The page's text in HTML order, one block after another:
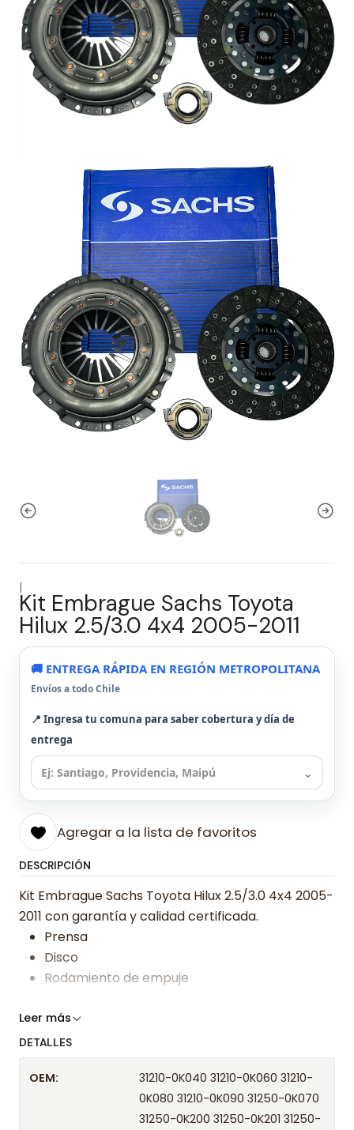
|
Kit Embrague Sachs Toyota
Hilux 2.5/3.0 4x4 2005-2011
🚚 ENTREGA RÁPIDA EN REGIÓN METROPOLITANA
Envíos a todo Chile
📍 Ingresa tu comuna para saber cobertura y día de
entrega
⌄
Agregar a la lista de favoritos
DESCRIPCIÓN
Kit Embrague Sachs Toyota Hilux 2.5/3.0 4x4 2005-
2011 con garantía y calidad certificada.
Prensa
Disco
Rodamiento de empuje
Somos especialistas en embragues desde 2019,
Leer más
DETALLES
OEM:
31210-0K040 31210-0K060 31210-
0K080 31210-0K090 31250-0K070
31250-0K200 31250-0K201 31250-